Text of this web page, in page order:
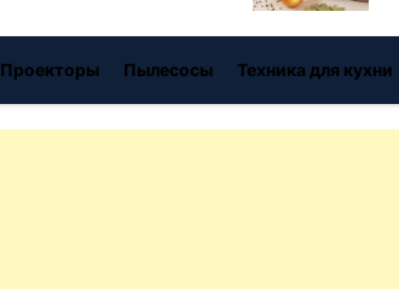
Проекторы Пылесосы Техника для кухни